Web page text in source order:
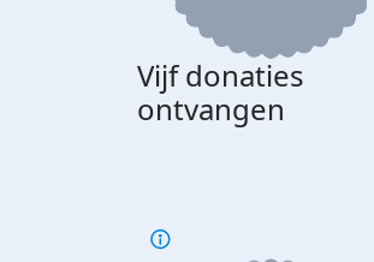
Vijf donaties
ontvangen